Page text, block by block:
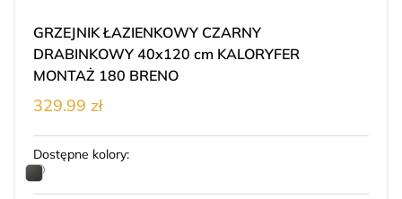
GRZEJNIK ŁAZIENKOWY CZARNY
DRABINKOWY 40x120 cm KALORYFER
MONTAŻ 180 BRENO
329.99 zł
Dostępne kolory: